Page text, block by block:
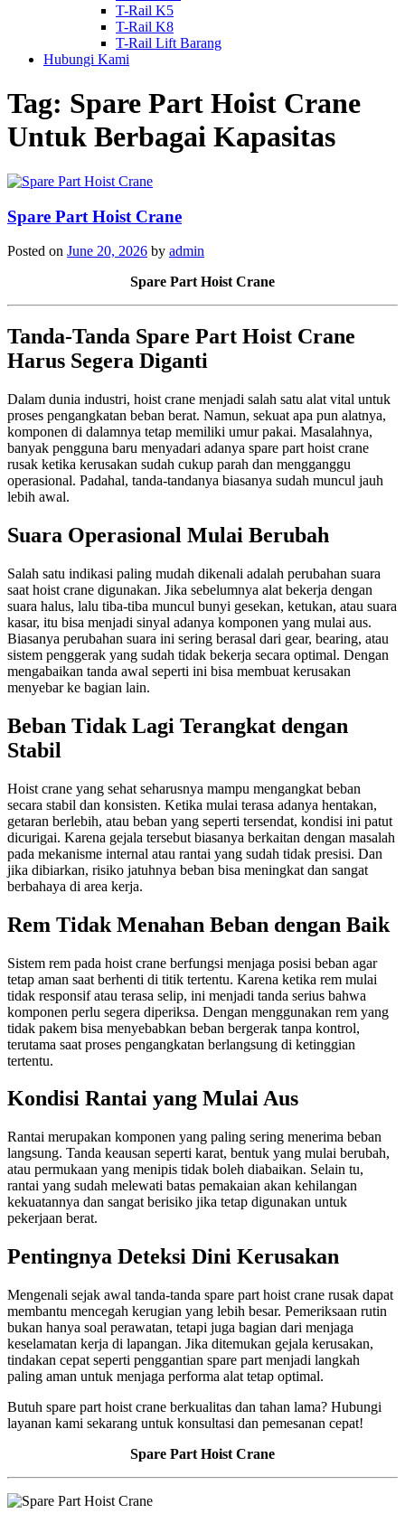
T-Rail K5
T-Rail K8
T-Rail Lift Barang
Hubungi Kami
Tag: Spare Part Hoist Crane
Untuk Berbagai Kapasitas
Spare Part Hoist Crane
Posted on June 20, 2026 by admin
Spare Part Hoist Crane
Tanda-Tanda Spare Part Hoist Crane
Harus Segera Diganti
Dalam dunia industri, hoist crane menjadi salah satu alat vital untuk
proses pengangkatan beban berat. Namun, sekuat apa pun alatnya,
komponen di dalamnya tetap memiliki umur pakai. Masalahnya,
banyak pengguna baru menyadari adanya spare part hoist crane
rusak ketika kerusakan sudah cukup parah dan mengganggu
operasional. Padahal, tanda-tandanya biasanya sudah muncul jauh
lebih awal.
Suara Operasional Mulai Berubah
Salah satu indikasi paling mudah dikenali adalah perubahan suara
saat hoist crane digunakan. Jika sebelumnya alat bekerja dengan
suara halus, lalu tiba-tiba muncul bunyi gesekan, ketukan, atau suara
kasar, itu bisa menjadi sinyal adanya komponen yang mulai aus.
Biasanya perubahan suara ini sering berasal dari gear, bearing, atau
sistem penggerak yang sudah tidak bekerja secara optimal. Dengan
mengabaikan tanda awal seperti ini bisa membuat kerusakan
menyebar ke bagian lain.
Beban Tidak Lagi Terangkat dengan
Stabil
Hoist crane yang sehat seharusnya mampu mengangkat beban
secara stabil dan konsisten. Ketika mulai terasa adanya hentakan,
getaran berlebih, atau beban yang seperti tersendat, kondisi ini patut
dicurigai. Karena gejala tersebut biasanya berkaitan dengan masalah
pada mekanisme internal atau rantai yang sudah tidak presisi. Dan
jika dibiarkan, risiko jatuhnya beban bisa meningkat dan sangat
berbahaya di area kerja.
Rem Tidak Menahan Beban dengan Baik
Sistem rem pada hoist crane berfungsi menjaga posisi beban agar
tetap aman saat berhenti di titik tertentu. Karena ketika rem mulai
tidak responsif atau terasa selip, ini menjadi tanda serius bahwa
komponen perlu segera diperiksa. Dengan menggunakan rem yang
tidak pakem bisa menyebabkan beban bergerak tanpa kontrol,
terutama saat proses pengangkatan berlangsung di ketinggian
tertentu.
Kondisi Rantai yang Mulai Aus
Rantai merupakan komponen yang paling sering menerima beban
langsung. Tanda keausan seperti karat, bentuk yang mulai berubah,
atau permukaan yang menipis tidak boleh diabaikan. Selain tu,
rantai yang sudah melewati batas pemakaian akan kehilangan
kekuatannya dan sangat berisiko jika tetap digunakan untuk
pekerjaan berat.
Pentingnya Deteksi Dini Kerusakan
Mengenali sejak awal tanda-tanda spare part hoist crane rusak dapat
membantu mencegah kerugian yang lebih besar. Pemeriksaan rutin
bukan hanya soal perawatan, tetapi juga bagian dari menjaga
keselamatan kerja di lapangan. Jika ditemukan gejala kerusakan,
tindakan cepat seperti penggantian spare part menjadi langkah
paling aman untuk menjaga performa alat tetap optimal.
Butuh spare part hoist crane berkualitas dan tahan lama? Hubungi
layanan kami sekarang untuk konsultasi dan pemesanan cepat!
Spare Part Hoist Crane